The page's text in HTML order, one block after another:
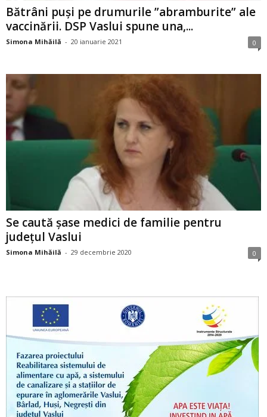
Bătrâni puși pe drumurile ”abramburite” ale
vaccinării. DSP Vaslui spune una,...
Simona Mihăilă - 20 ianuarie 2021 0
Se caută șase medici de familie pentru
județul Vaslui
Simona Mihăilă - 29 decembrie 2020 0